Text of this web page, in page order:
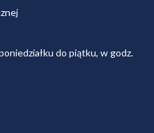
do piątku, w godz.